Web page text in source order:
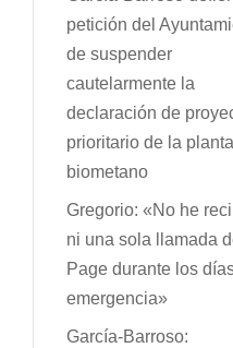
petición del
de suspender
cautelarmente la
declaración de
prioritario de la
biometano
Gregorio: «No he
ni una sola llamada
Page durante los
emergencia»
García-Barroso: